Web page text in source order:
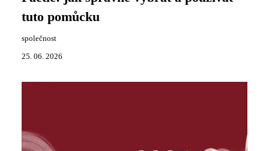
tuto pomůcku
společnost
25. 06. 2026